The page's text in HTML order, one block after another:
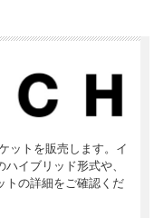
ットを販売します。イ
イブリッド形式や、
トの詳細をご確認くだ